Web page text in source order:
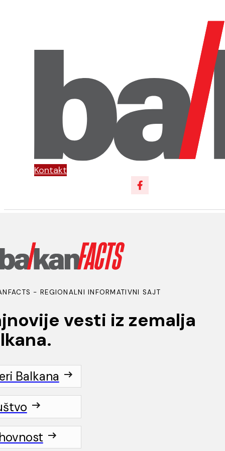
Kontakt
Follow us on
vesti iz zemalja
- REGIONALNI INFORMATIVNI SAJT
Balkana
PO VEROISPOVESTI Po
pravoslavci, čak i judaisti.
ateisti!